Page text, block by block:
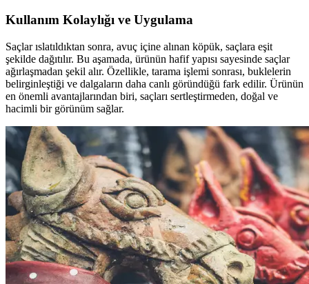
Kullanım Kolaylığı ve Uygulama
Saçlar ıslatıldıktan sonra, avuç içine alınan köpük, saçlara eşit
şekilde dağıtılır. Bu aşamada, ürünün hafif yapısı sayesinde saçlar
ağırlaşmadan şekil alır. Özellikle, tarama işlemi sonrası, buklelerin
belirginleştiği ve dalgaların daha canlı göründüğü fark edilir. Ürünün
en önemli avantajlarından biri, saçları sertleştirmeden, doğal ve
hacimli bir görünüm sağlar.